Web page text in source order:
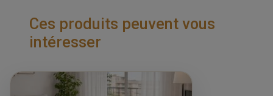
Ces produits peuvent vous
intéresser